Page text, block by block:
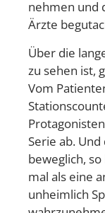
nehmen und
Ärzte
Über die
zu sehen ist,
Vom
Serie ab.
beweglich,
mal als eine
unheimlich